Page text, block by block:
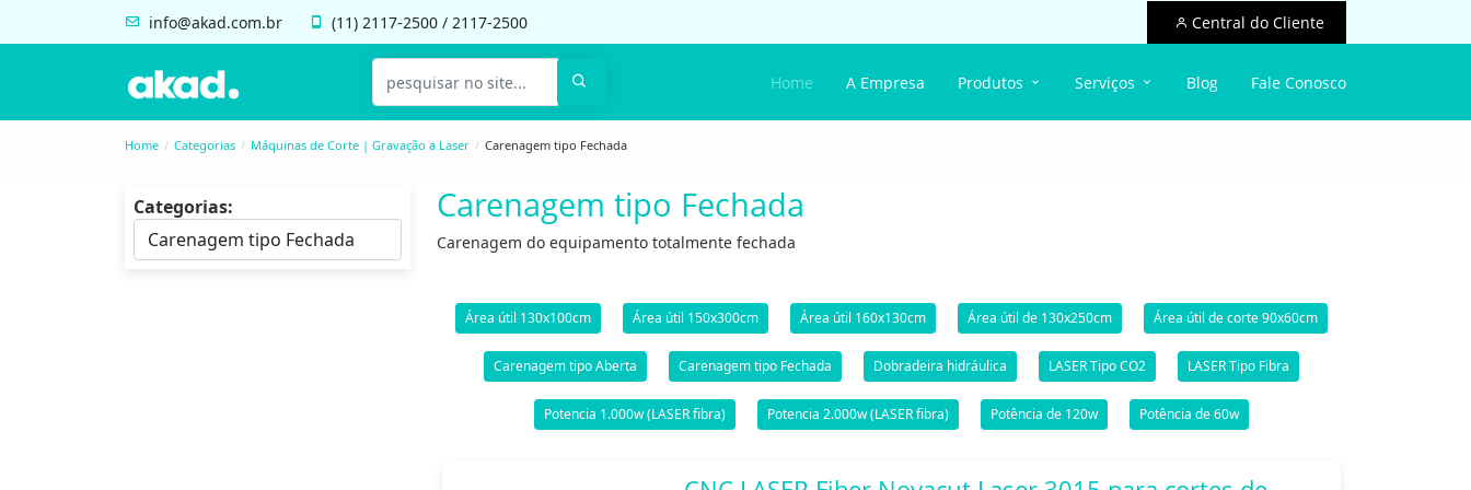
info@akad.com.br (11) 2117-2500 / 2117-2500 Central do Cliente
Home A Empresa Produtos Serviços Blog Fale Conosco
Home Categorias Máquinas de Corte | Gravação a Laser Carenagem tipo Fechada
Categorias: Carenagem tipo Fechada
Carenagem do equipamento totalmente fechada
Área útil 130x100cm Área útil 150x300cm Área útil 160x130cm Área útil de 130x250cm Área útil de corte 90x60cm
Carenagem tipo Aberta Carenagem tipo Fechada Dobradeira hidráulica LASER Tipo CO2 LASER Tipo Fibra
Potencia 1.000w (LASER fibra) Potencia 2.000w (LASER fibra) Potência de 120w Potência de 60w